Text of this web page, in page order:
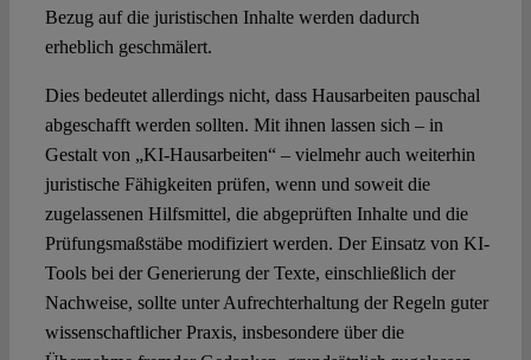
Bezug auf die juristischen Inhalte werden dadurch
erheblich geschmälert.
Dies bedeutet allerdings nicht, dass Hausarbeiten pauschal
abgeschafft werden sollten. Mit ihnen lassen sich – in
Gestalt von „KI-Hausarbeiten“ – vielmehr auch weiterhin
juristische Fähigkeiten prüfen, wenn und soweit die
zugelassenen Hilfsmittel, die abgeprüften Inhalte und die
Prüfungsmaßstäbe modifiziert werden. Der Einsatz von KI-
Tools bei der Generierung der Texte, einschließlich der
Nachweise, sollte unter Aufrechterhaltung der Regeln guter
wissenschaftlicher Praxis, insbesondere über die